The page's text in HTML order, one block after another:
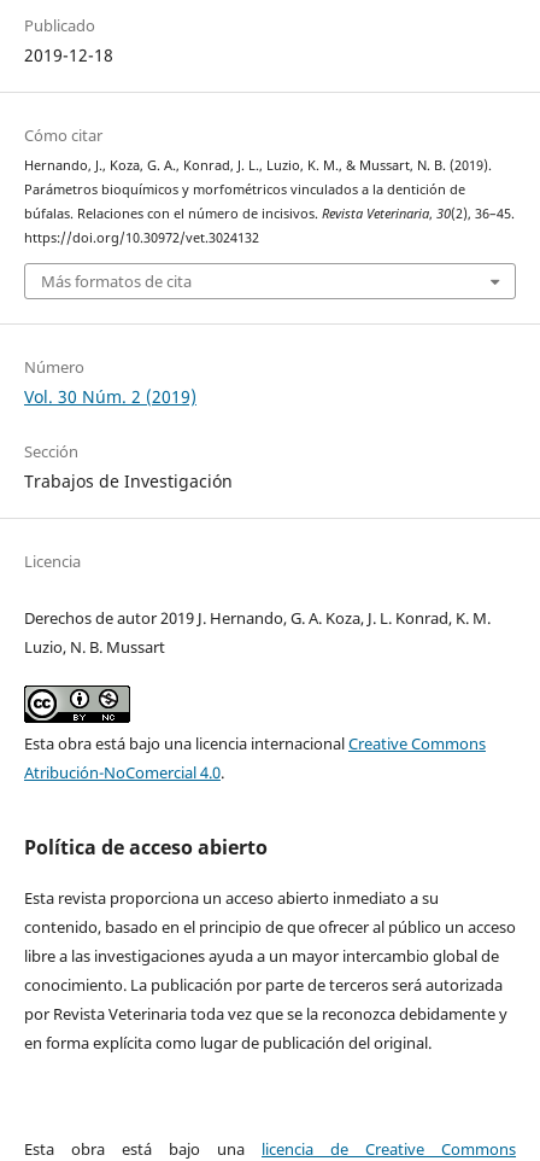
Publicado
2019-12-18
Cómo citar
Hernando, J., Koza, G. A., Konrad, J. L., Luzio, K. M., & Mussart, N. B. (2019).
Parámetros bioquímicos y morfométricos vinculados a la dentición de
búfalas. Relaciones con el número de incisivos. Revista Veterinaria, 30(2), 36–45.
https://doi.org/10.30972/vet.3024132
Más formatos de cita
Número
Vol. 30 Núm. 2 (2019)
Sección
Trabajos de Investigación
Licencia
Derechos de autor 2019 J. Hernando, G. A. Koza, J. L. Konrad, K. M.
Luzio, N. B. Mussart
Esta obra está bajo una licencia internacionalCreative Commons
Atribución-NoComercial 4.0.
Política de acceso abierto
Esta revista proporciona un acceso abierto inmediato a su
contenido, basado en el principio de que ofrecer al público un acceso
libre a las investigaciones ayuda a un mayor intercambio global de
conocimiento. La publicación por parte de terceros será autorizada
por Revista Veterinaria toda vez que se la reconozca debidamente y
en forma explícita como lugar de publicación del original.
Esta obra está bajo una licencia de Creative Commons